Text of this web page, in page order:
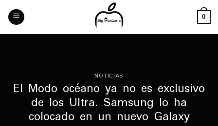
Skip
content
0
NOTICIAS
El Modo océano ya no es exclusivo
de los Ultra. Samsung lo ha
colocado en un nuevo Galaxy